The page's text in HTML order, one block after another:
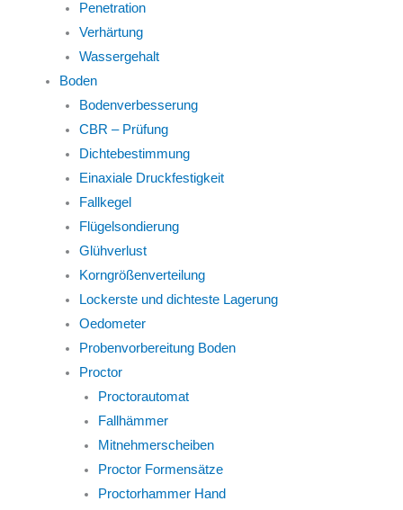
Penetration
Verhärtung
Wassergehalt
Boden
Bodenverbesserung
CBR – Prüfung
Dichtebestimmung
Einaxiale Druckfestigkeit
Fallkegel
Flügelsondierung
Glühverlust
Korngrößenverteilung
Lockerste und dichteste Lagerung
Oedometer
Probenvorbereitung Boden
Proctor
Proctorautomat
Fallhämmer
Mitnehmerscheiben
Proctor Formensätze
Proctorhammer Hand